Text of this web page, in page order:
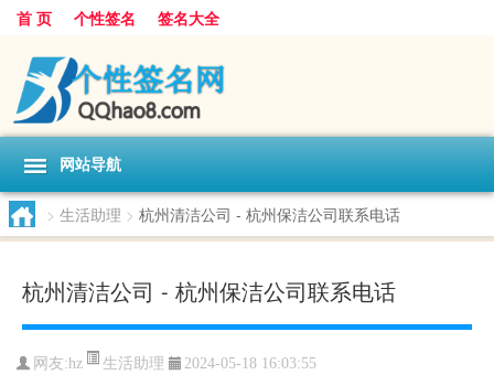
首 页 个性签名 签名大全
网站导航
> 生活助理 > 杭州清洁公司 - 杭州保洁公司联系电话
杭州清洁公司 - 杭州保洁公司联系电话
网友:hz 生活助理 2024-05-18 16:03:55